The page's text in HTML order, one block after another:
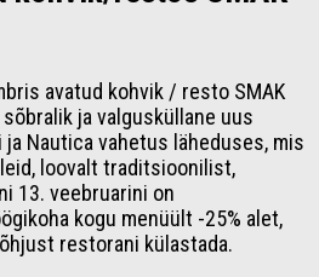
avatud kohvik / resto SMAK
ja valgusküllane uus
Nautica vahetus läheduses, mis
loovalt traditsioonilist,
13. veebruarini on
kogu menüült -25% alet,
restorani külastada.